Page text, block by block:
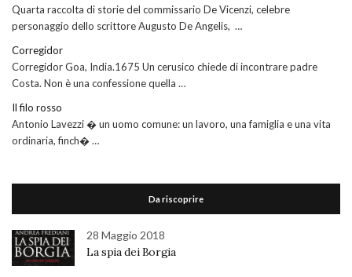
Quarta raccolta di storie del commissario De Vicenzi, celebre
personaggio dello scrittore Augusto De Angelis, …
Corregidor
Corregidor Goa, India.1675 Un cerusico chiede di incontrare padre
Costa. Non è una confessione quella …
Il filo rosso
Antonio Lavezzi � un uomo comune: un lavoro, una famiglia e una vita
ordinaria, finch� …
Da riscoprire
28 Maggio 2018
La spia dei Borgia